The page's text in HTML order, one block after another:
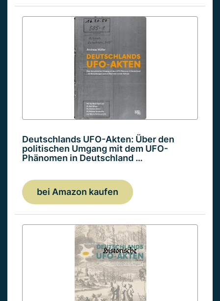
Deutschlands UFO-Akten: Über den
politischen Umgang mit dem UFO-
Phänomen in Deutschland …
bei Amazon kaufen